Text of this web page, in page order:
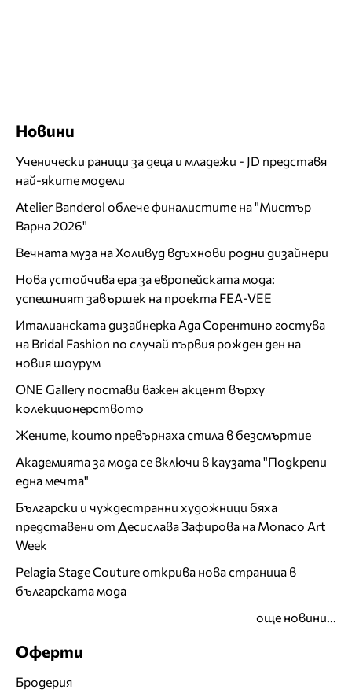
Новини
Ученически раници за деца и младежи - JD представя
най-яките модели
Atelier Banderol облече финалистите на "Мистър
Варна 2026"
Вечната муза на Холивуд вдъхнови родни дизайнери
Нова устойчива ера за европейската мода:
успешният завършек на проекта FEA-VEE
Италианската дизайнерка Ада Сорентино гостува
на Bridal Fashion по случай първия рожден ден на
новия шоурум
ONE Gallery постави важен акцент върху
колекционерството
Жените, които превърнаха стила в безсмъртие
Академията за мода се включи в каузата "Подкрепи
една мечта"
Български и чуждестранни художници бяха
представени от Десислава Зафирова на Monaco Art
Week
Pelagia Stage Couture открива нова страница в
българската мода
още новини...
Оферти
Бродерия